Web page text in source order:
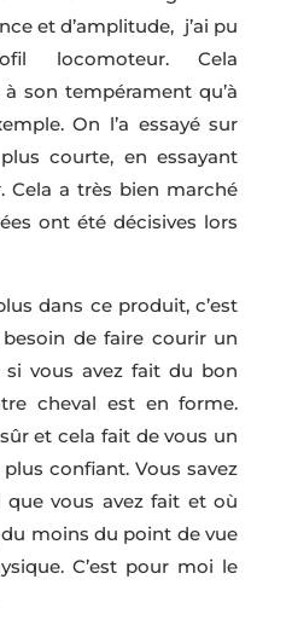
et d’amplitude, j’ai pu
locomoteur. Cela
son tempérament qu’à
On l’a essayé sur
courte, en essayant
Cela a très bien marché
ont été décisives lors
dans ce produit, c’est
besoin de faire courir un
vous avez fait du bon
cheval est en forme.
et cela fait de vous un
confiant. Vous savez
que vous avez fait et où
moins du point de vue
C’est pour moi le